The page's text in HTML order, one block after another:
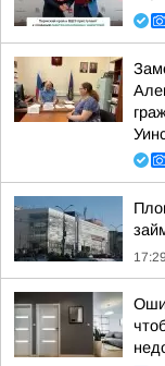
17:29